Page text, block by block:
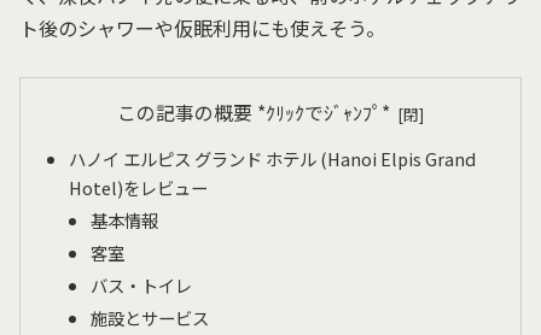
ト後のシャワーや仮眠利用にも使えそう。
この記事の概要 *ｸﾘｯｸでｼﾞｬﾝﾌﾟ*
ハノイ エルピス グランド ホテル (Hanoi Elpis Grand
Hotel)をレビュー
基本情報
客室
バス・トイレ
施設とサービス